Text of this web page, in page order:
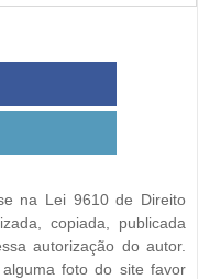
na Lei 9610 de Direito
copiada, publicada
autorização do autor.
foto do site favor